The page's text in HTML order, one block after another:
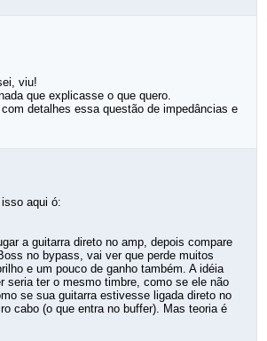
viu!
que explicasse o que quero.
detalhes essa questão de impedâncias e
aqui ó:
a guitarra direto no amp, depois compare
no bypass, vai ver que perde muitos
e um pouco de ganho também. A idéia
seria ter o mesmo timbre, como se ele não
se sua guitarra estivesse ligada direto no
cabo (o que entra no buffer). Mas teoria é